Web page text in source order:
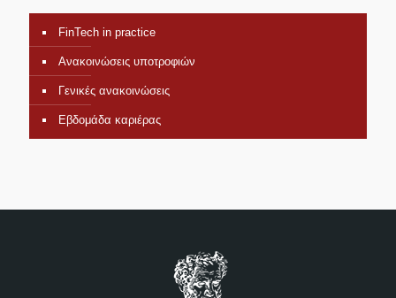
FinTech in practice
Ανακοινώσεις υποτροφιών
Γενικές ανακοινώσεις
Εβδομάδα καριέρας